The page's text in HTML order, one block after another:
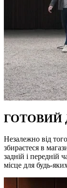
ГОТОВИЙ
Незалежно від
збираєтеся в
задній і передній
місце для будь-